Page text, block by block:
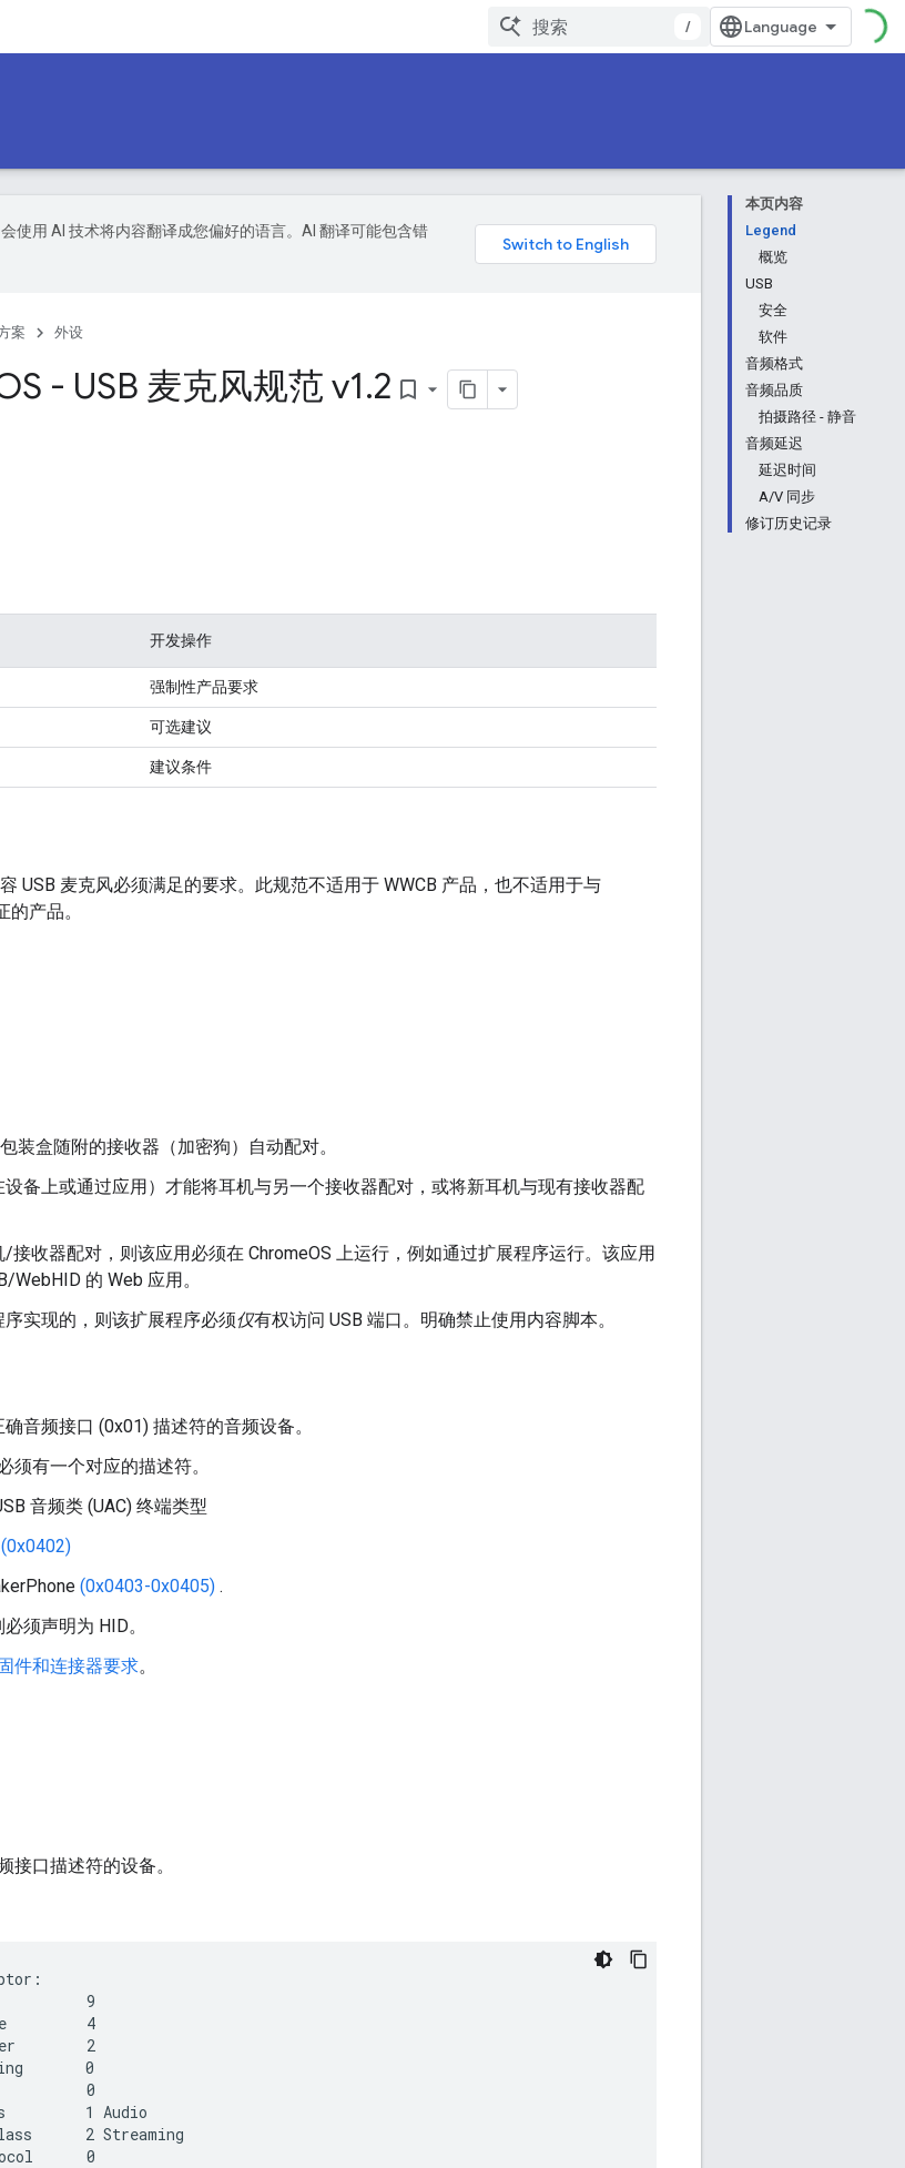
/
本页内容
Legend
概览
USB
安全
软件
音频格式
音频品质
拍摄路径 - 静音
音频延迟
延迟时间
A/V 同步
修订历史记录
使用 AI 技术将内容翻译成您偏好的语言。AI 翻译可能包含错
案 外设
- USB 麦克风规范 v1.2 bookmark_border
开发操作
强制性产品要求
可选建议
建议条件
USB 麦克风必须满足的要求。此规范不适用于 WWCB 产品，也不适用于与
产品。
装盒随附的接收器（加密狗）自动配对。
备上或通过应用）才能将耳机与另一个接收器配对，或将新耳机与现有接收器配
接收器配对，则该应用必须在 ChromeOS 上运行，例如通过扩展程序运行。该应用
WebHID 的 Web 应用。
实现的，则该扩展程序必须仅有权访问 USB 端口。明确禁止使用内容脚本。
音频接口 (0x01) 描述符的音频设备。
须有一个对应的描述符。
音频类 (UAC) 终端类型
(0x0402)
(0x0403-0x0405) .
须声明为 HID。
件和连接器要求。
接口描述符的设备。
9
4
2
0
0
1 Audio
2 Streaming
0